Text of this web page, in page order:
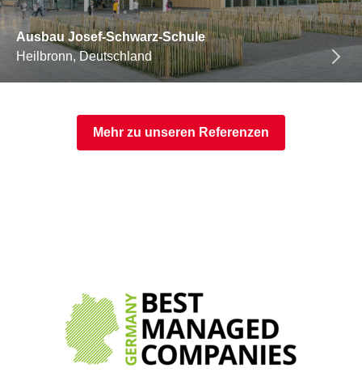
Ausbau Josef-Schwarz-Schule
Heilbronn, Deutschland
Mehr zu unseren Referenzen